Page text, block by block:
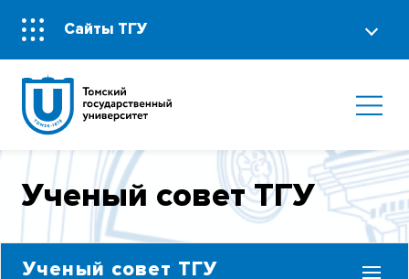
Сайты ТГУ
Ученый совет ТГУ
Ученый совет ТГУ